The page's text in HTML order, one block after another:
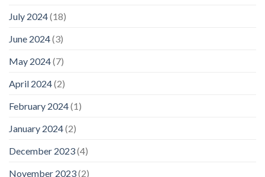
July 2024(18)
June 2024(3)
May 2024(7)
April 2024(2)
February 2024(1)
January 2024(2)
December 2023(4)
November 2023(2)